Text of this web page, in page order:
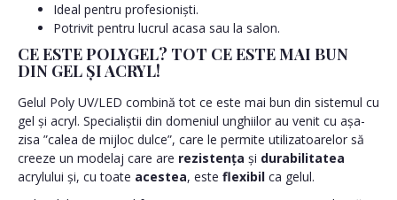
Ideal pentru profesioniști.
Potrivit pentru lucrul acasa sau la salon.
CE ESTE POLYGEL? TOT CE ESTE MAI BUN
DIN GEL ȘI ACRYL!
Gelul Poly UV/LED combină tot ce este mai bun din sistemul cu
gel și acryl. Specialiștii din domeniul unghiilor au venit cu așa-
zisa ”calea de mijloc dulce”, care le permite utilizatoarelor să
creeze un modelaj care are rezistența și durabilitatea
acrylului și, cu toate acestea, este flexibil ca gelul.